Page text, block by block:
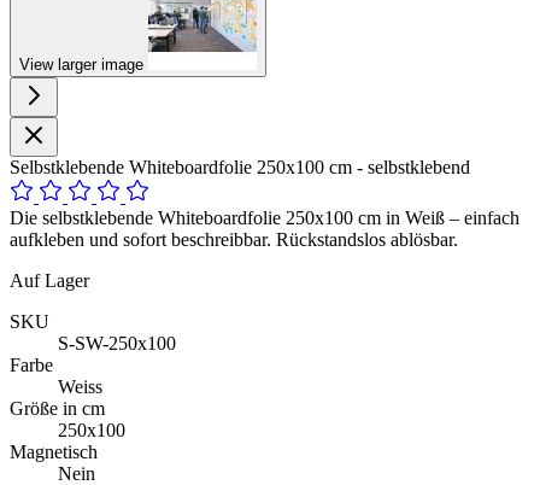
View larger image
Selbstklebende Whiteboardfolie 250x100 cm - selbstklebend
Die selbstklebende Whiteboardfolie 250x100 cm in Weiß – einfach
aufkleben und sofort beschreibbar. Rückstandslos ablösbar.
Auf Lager
SKU
S-SW-250x100
Farbe
Weiss
Größe in cm
250x100
Magnetisch
Nein